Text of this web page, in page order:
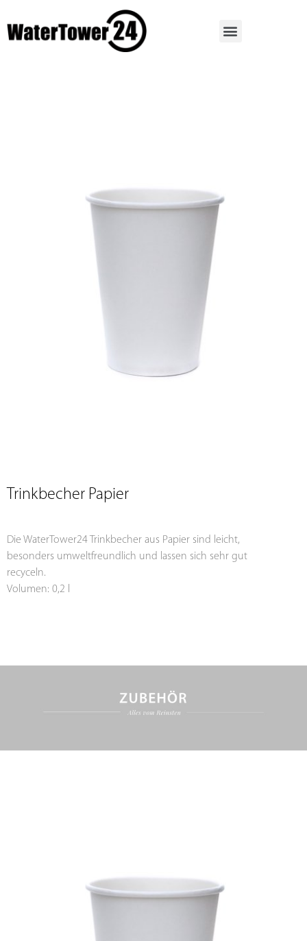
Trinkbecher Papier
Die WaterTower24 Trinkbecher aus Papier sind leicht,
besonders umweltfreundlich und lassen sich sehr gut
recyceln.
Volumen: 0,2 l